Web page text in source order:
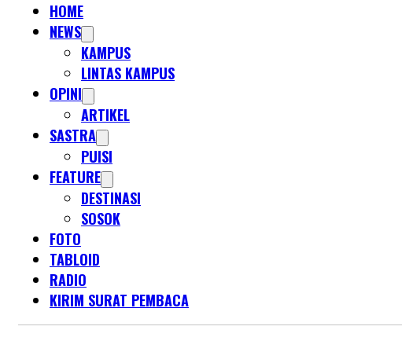
HOME
NEWS
KAMPUS
LINTAS KAMPUS
OPINI
ARTIKEL
SASTRA
PUISI
FEATURE
DESTINASI
SOSOK
FOTO
TABLOID
RADIO
KIRIM SURAT PEMBACA